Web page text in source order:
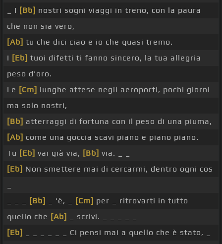
_ I [Bb] nostri sogni viaggi in treno, con la paura
che non sia vero,
[Ab] tu che dici ciao e io che quasi tremo.
I [Eb] tuoi difetti ti fanno sincero, la tua allegria
peso d'oro.
Le [Cm] lunghe attese negli aeroporti, pochi giorni
ma solo nostri,
[Bb] atterraggi di fortuna con il peso di una piuma,
[Ab] come una goccia scavi piano e piano piano.
Tu [Eb] vai già via, [Bb] via. _ _
[Eb] Non smettere mai di cercarmi, dentro ogni cos
[Bb] _ 'è, _ [Cm] per _ ritrovarti in tutto
quello che [Ab]
_ scrivi. _ _ _ _ _
[Eb]
_ _ _ _ _ _ Ci pensi mai a quello che è stato, _